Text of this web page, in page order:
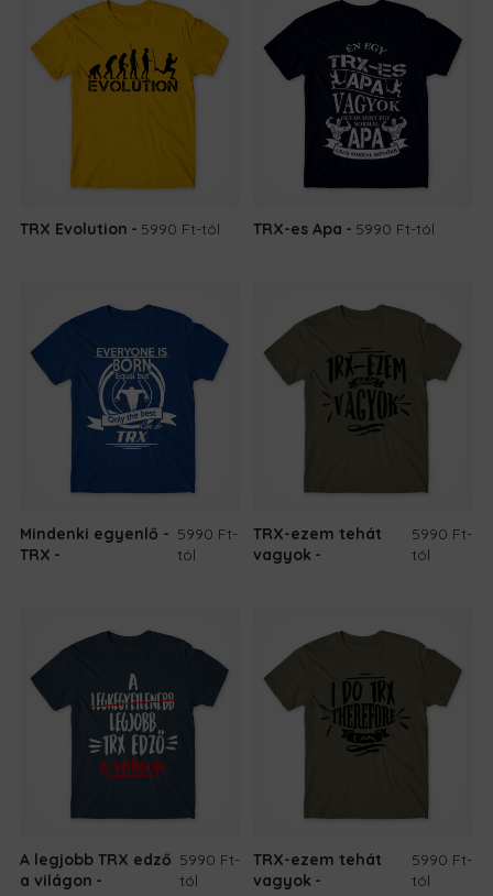
TRX Evolution 5990 Ft-tól TRX-es Apa 5990 Ft-tól
Mindenki egyenlő -
TRX
5990 Ft-
tól
TRX-ezem tehát
vagyok
5990 Ft-
tól
A legjobb TRX edző
a világon
5990 Ft-
tól
TRX-ezem tehát
vagyok
5990 Ft-
tól